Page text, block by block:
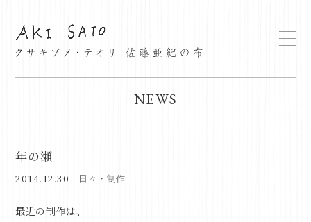
NEWS
年の瀬
2014.12.30 日々・制作
最近の制作は、